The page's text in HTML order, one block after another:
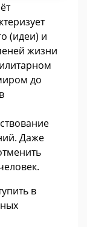
(идеи) и
жизни
до
Даже
в